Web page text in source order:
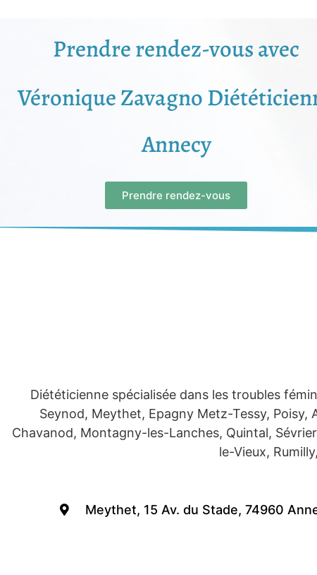
Prendre rendez-vous avec
Véronique Zavagno
Annecy
Prendre rendez-vous
Diététicienne spécialisée dans les troubles
Seynod, Meythet, Epagny Metz-Tessy, Poisy,
Chavanod, Montagny-les-Lanches, Quintal,
le-Vieux,
Meythet, 15 Av. du Stade, 74960